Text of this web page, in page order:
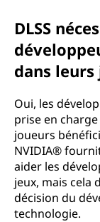
DLSS
dans leurs
Oui, les
prise en
joueurs
NVIDIA®
aider les
jeux, mais cela
décision du
technologie.